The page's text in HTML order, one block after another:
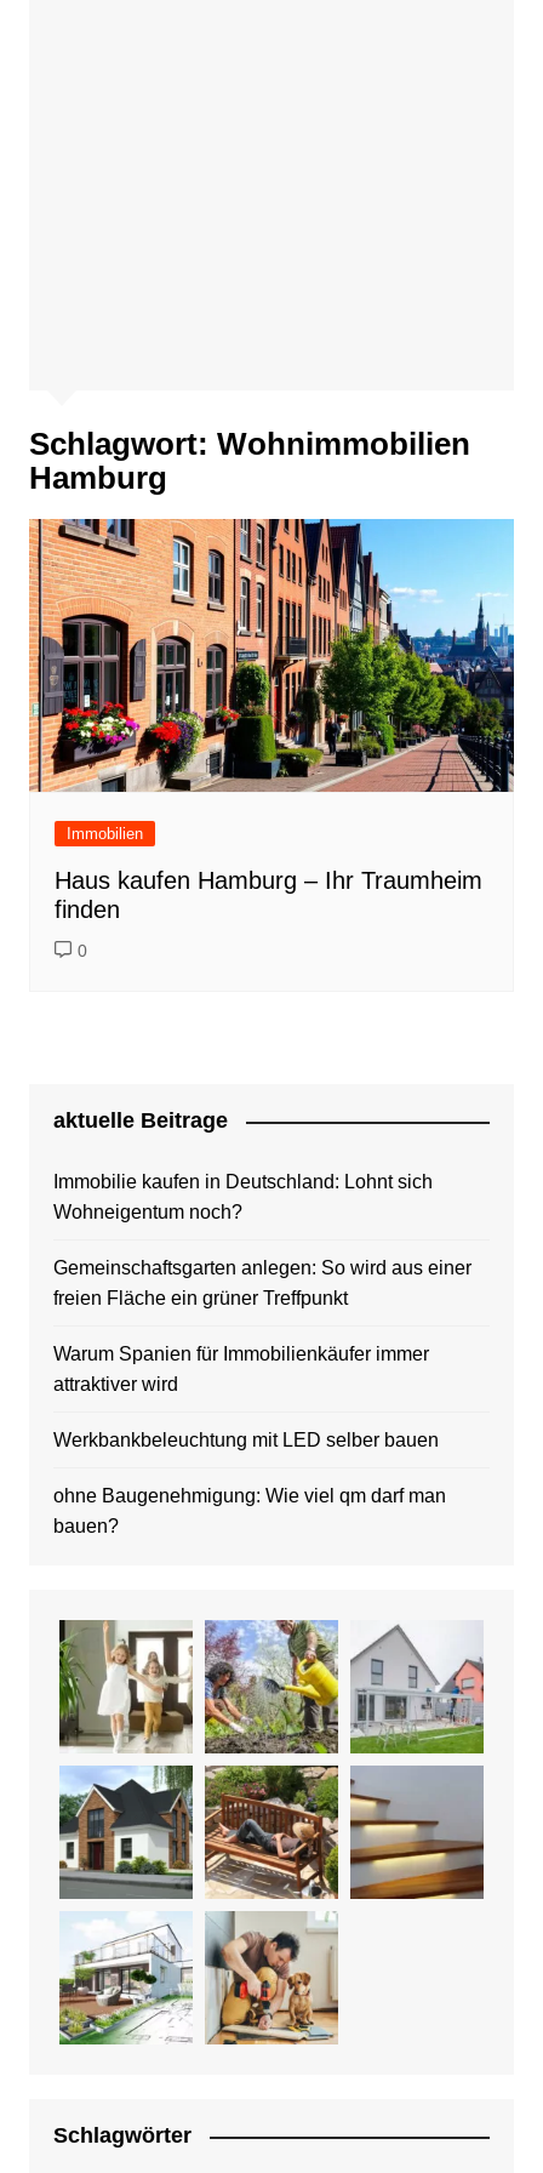
Schlagwort: Wohnimmobilien
Hamburg
Immobilien
Haus kaufen Hamburg – Ihr Traumheim
finden
0
aktuelle Beitrage
Immobilie kaufen in Deutschland: Lohnt sich
Wohneigentum noch?
Gemeinschaftsgarten anlegen: So wird aus einer
freien Fläche ein grüner Treffpunkt
Warum Spanien für Immobilienkäufer immer
attraktiver wird
Werkbankbeleuchtung mit LED selber bauen
ohne Baugenehmigung: Wie viel qm darf man
bauen?
Schlagwörter